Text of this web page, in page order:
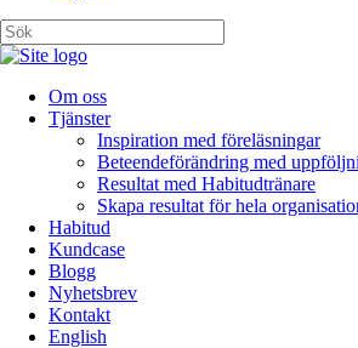
Om oss
Tjänster
Inspiration med föreläsningar
Beteendeförändring med
Resultat med Habitudtränare
Skapa resultat för hela
Habitud
Kundcase
Blogg
Nyhetsbrev
Kontakt
English